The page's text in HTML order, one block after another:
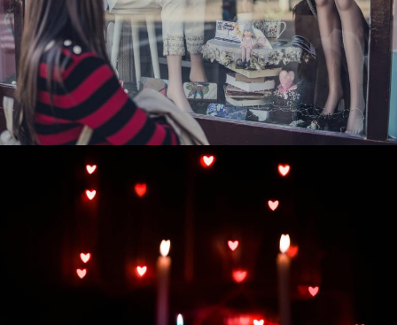
Развитие и поддержка интернет-
витрины StepClub
Смотреть проект
Развитие интернет-магазина "Всё для
праздника"